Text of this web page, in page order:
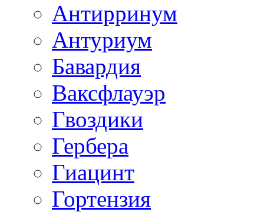
Антирринум
Антуриум
Бавардия
Ваксфлауэр
Гвоздики
Гербера
Гиацинт
Гортензия